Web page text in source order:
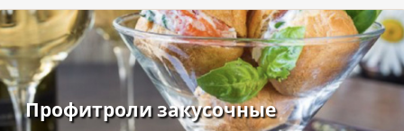
Профитроли закусочные